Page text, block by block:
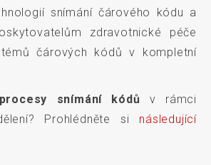
snímání čárového kódu a
zdravotnické péče
čárových kódů v kompletní
snímání kódů v rámci
Prohlédněte si následující